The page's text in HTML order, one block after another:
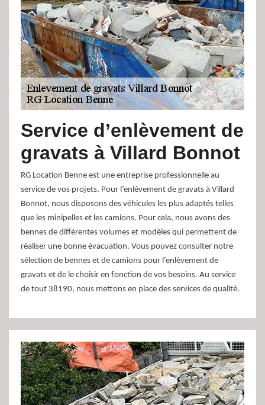
Service d’enlèvement de
gravats à Villard Bonnot
RG Location Benne est une entreprise professionnelle au
service de vos projets. Pour l’enlèvement de gravats à Villard
Bonnot, nous disposons des véhicules les plus adaptés telles
que les minipelles et les camions. Pour cela, nous avons des
bennes de différentes volumes et modèles qui permettent de
réaliser une bonne évacuation. Vous pouvez consulter notre
sélection de bennes et de camions pour l’enlèvement de
gravats et de le choisir en fonction de vos besoins. Au service
de tout 38190, nous mettons en place des services de qualité.